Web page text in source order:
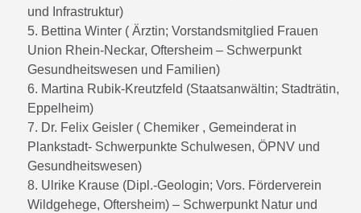
und Infrastruktur)
5. Bettina Winter ( Ärztin; Vorstandsmitglied Frauen
Union Rhein-Neckar, Oftersheim – Schwerpunkt
Gesundheitswesen und Familien)
6. Martina Rubik-Kreutzfeld (Staatsanwältin; Stadträtin,
Eppelheim)
7. Dr. Felix Geisler ( Chemiker , Gemeinderat in
Plankstadt- Schwerpunkte Schulwesen, ÖPNV und
Gesundheitswesen)
8. Ulrike Krause (Dipl.-Geologin; Vors. Förderverein
Wildgehege, Oftersheim) – Schwerpunkt Natur und